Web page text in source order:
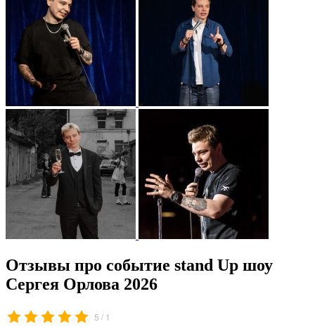
Отзывы про событие stand Up шоу
Сергея Орлова 2026
5 / 1